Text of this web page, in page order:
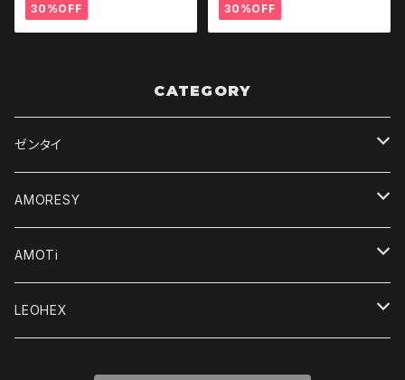
30%OFF 30%OFF
CATEGORY
ゼンタイ
デジタルコンテンツ
オリジナルゼンタイ
輸入品
AMORESY
レディース
キャットスーツ＆ユニタード
メンズ
AMOTi
Women's
LEOHEX